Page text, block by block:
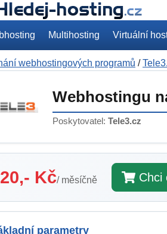
Multihosting Virtuální
webhostingových programů /
Webhostingu
Poskytovatel: Tele3.cz
Kč/ měsíčně Chci
parametry